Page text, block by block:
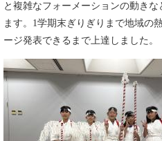
と複雑なフォーメーションの動き
ます。1学期末ぎりぎりまで地域の
ージ発表できるまで上達しました。